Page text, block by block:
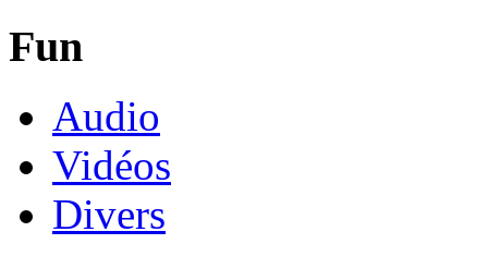
Fun
Audio
Vidéos
Divers